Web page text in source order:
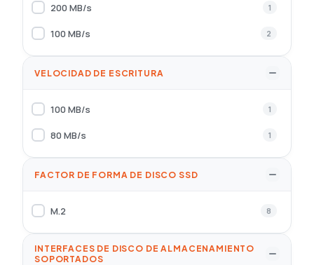
200 MB/s 1
100 MB/s 2
VELOCIDAD DE ESCRITURA
100 MB/s 1
80 MB/s 1
FACTOR DE FORMA DE DISCO SSD
M.2 8
INTERFACES DE DISCO DE ALMACENAMIENTO
SOPORTADOS